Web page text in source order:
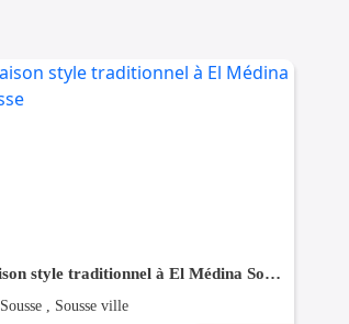
Maison style traditionnel à El Médina Sousse
Sousse , Sousse ville